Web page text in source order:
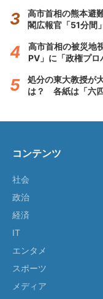
高市首相の熊本避
閣広報官「51分間
高市首相の被災地
PV」に「政権プロ
処分の東大教授が
は？ 各紙は「六
コンテンツ
社会
政治
経済
IT
エンタメ
スポーツ
メディア